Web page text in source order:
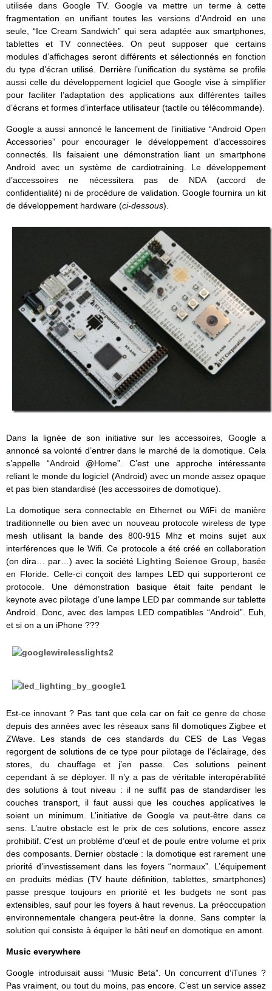
utilisée dans Google TV. Google va mettre un terme à cette
fragmentation en unifiant toutes les versions d’Android en une
seule, “Ice Cream Sandwich” qui sera adaptée aux smartphones,
tablettes et TV connectées. On peut supposer que certains
modules d’affichages seront différents et sélectionnés en fonction
du type d’écran utilisé. Derrière l’unification du système se profile
aussi celle du développement logiciel que Google vise à simplifier
pour faciliter l’adaptation des applications aux différentes tailles
d’écrans et formes d’interface utilisateur (tactile ou télécommande).
Google a aussi annoncé le lancement de l’initiative “Android Open
Accessories” pour encourager le développement d’accessoires
connectés. Ils faisaient une démonstration liant un smartphone
Android avec un système de cardiotraining. Le développement
d’accessoires ne nécessitera pas de NDA (accord de
confidentialité) ni de procédure de validation. Google fournira un kit
de développement hardware (ci-dessous).
Dans la lignée de son initiative sur les accessoires, Google a
annoncé sa volonté d’entrer dans le marché de la domotique. Cela
s’appelle “Android @Home”. C’est une approche intéressante
reliant le monde du logiciel (Android) avec un monde assez opaque
et pas bien standardisé (les accessoires de domotique).
La domotique sera connectable en Ethernet ou WiFi de manière
traditionnelle ou bien avec un nouveau protocole wireless de type
mesh utilisant la bande des 800-915 Mhz et moins sujet aux
interférences que le Wifi. Ce protocole a été créé en collaboration
(on dira… par…) avec la société Lighting Science Group , basée
en Floride. Celle-ci conçoit des lampes LED qui supporteront ce
protocole. Une démonstration basique était faite pendant le
keynote avec pilotage d’une lampe LED par commande sur tablette
Android. Donc, avec des lampes LED compatibles “Android”. Euh,
et si on a un iPhone ???
Est-ce innovant ? Pas tant que cela car on fait ce genre de chose
depuis des années avec les réseaux sans fil domotiques Zigbee et
ZWave. Les stands de ces standards du CES de Las Vegas
regorgent de solutions de ce type pour pilotage de l’éclairage, des
stores, du chauffage et j’en passe. Ces solutions peinent
cependant à se déployer. Il n’y a pas de véritable interopérabilité
des solutions à tout niveau : il ne suffit pas de standardiser les
couches transport, il faut aussi que les couches applicatives le
soient un minimum. L’initiative de Google va peut-être dans ce
sens. L’autre obstacle est le prix de ces solutions, encore assez
prohibitif. C’est un problème d’œuf et de poule entre volume et prix
des composants. Dernier obstacle : la domotique est rarement une
priorité d’investissement dans les foyers “normaux”. L’équipement
en produits médias (TV haute définition, tablettes, smartphones)
passe presque toujours en priorité et les budgets ne sont pas
extensibles, sauf pour les foyers à haut revenus. La préoccupation
environnementale changera peut-être la donne. Sans compter la
solution qui consiste à équiper le bâti neuf en domotique en amont.
Music everywhere
Google introduisait aussi “Music Beta”. Un concurrent d’iTunes ?
Pas vraiment, ou tout du moins, pas encore. C’est un service assez